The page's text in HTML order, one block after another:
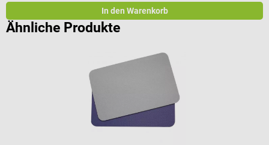
In den Warenkorb
Ähnliche Produkte